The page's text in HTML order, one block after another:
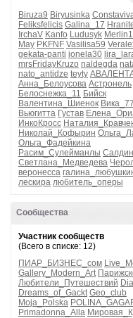
Biruza9 Biryusinka
Feliksfelicis Galina_17
IrchaV Kanfo Ludusyk
May PKFNF Vasilisa59
gekata-panti ionela30
mrsFridayKruzo naldegda
nato_antidze teyty
Анна_Белоусова Астронель
Белоснежка_11 Бийск
Валентина_Шиенок
Вьюгитта Густав
ИнкоКросс
Николай_Кофырин
Ольга_Фадейкина
Расим_Сулейманлы
Светлана_Медведева
веронесса
лескира любитель_оперы
Сообщества
Участник сообществ
(Всего в списке: 12)
ПИАР_БИЗНЕС_сом
Gallery_Modern_Art
Любители_Путешествий
Dreams_of_Gackt Geo_club
Moja_Polska
Primadonna_Alla